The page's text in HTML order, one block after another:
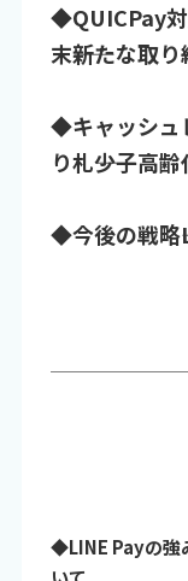
◆QUICPay対
末――新たな取
◆キャッシュ
り札――少子高
◆今後の戦略
◆LINE Payの強